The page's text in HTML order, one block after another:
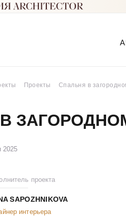
Проекты Спальня в
2025
проекта
SAPOZHNIKOVA
интерьера